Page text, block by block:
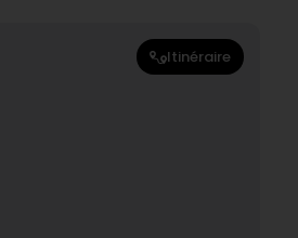
Itinéraire